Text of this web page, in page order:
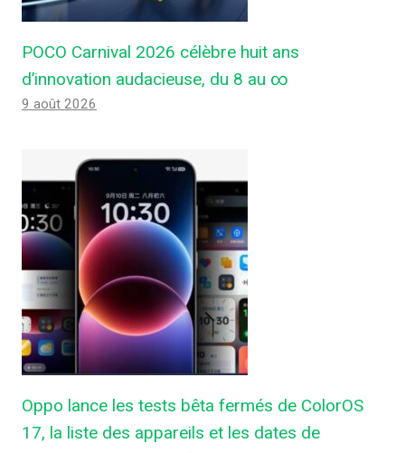
POCO Carnival 2026 célèbre huit ans
d’innovation audacieuse, du 8 au ∞
9 août 2026
Oppo lance les tests bêta fermés de ColorOS
17, la liste des appareils et les dates de